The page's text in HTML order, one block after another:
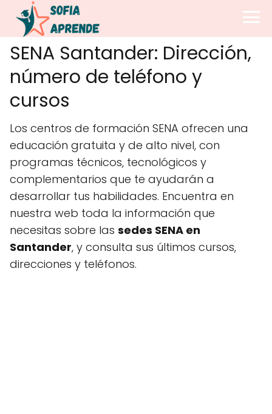
SENA Santander: Dirección,
número de teléfono y
cursos
Los centros de formación SENA ofrecen una
educación gratuita y de alto nivel, con
programas técnicos, tecnológicos y
complementarios que te ayudarán a
desarrollar tus habilidades. Encuentra en
nuestra web toda la información que
necesitas sobre las sedes SENA en
Santander, y consulta sus últimos cursos,
direcciones y teléfonos.